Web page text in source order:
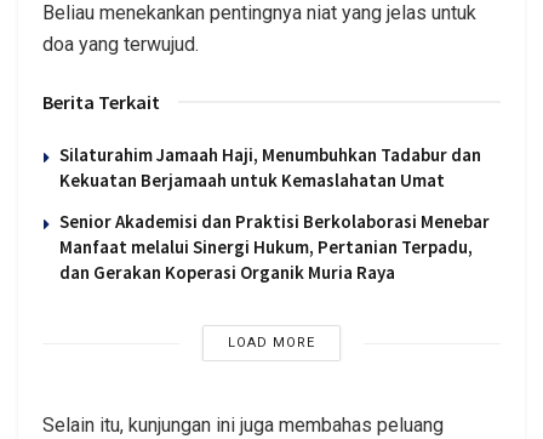
Beliau menekankan pentingnya niat yang jelas untuk
doa yang terwujud.
Berita Terkait
Silaturahim Jamaah Haji, Menumbuhkan Tadabur dan
Kekuatan Berjamaah untuk Kemaslahatan Umat
Senior Akademisi dan Praktisi Berkolaborasi Menebar
Manfaat melalui Sinergi Hukum, Pertanian Terpadu,
dan Gerakan Koperasi Organik Muria Raya
LOAD MORE
Selain itu, kunjungan ini juga membahas peluang